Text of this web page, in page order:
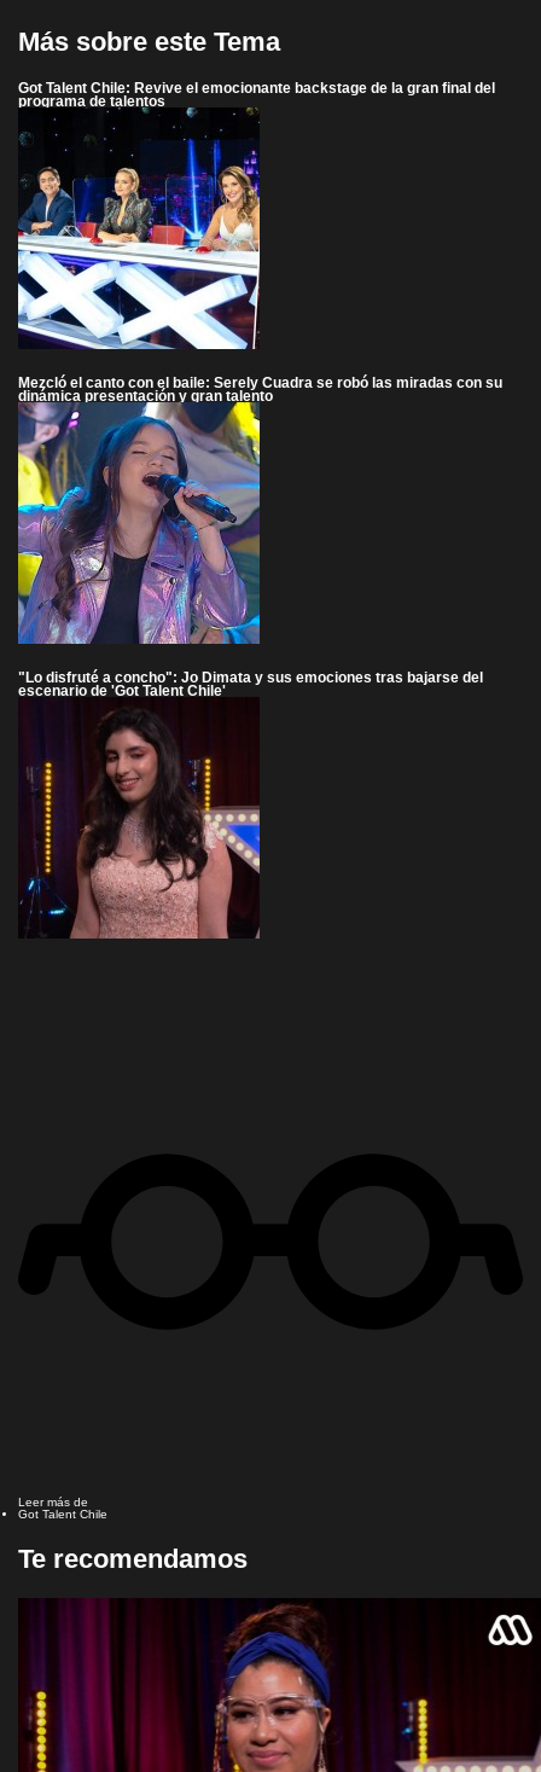
Más sobre este Tema
Got Talent Chile: Revive el emocionante backstage de la gran final del
programa de talentos
Mezcló el canto con el baile: Serely Cuadra se robó las miradas con su
dinámica presentación y gran talento
"Lo disfruté a concho": Jo Dimata y sus emociones tras bajarse del
escenario de 'Got Talent Chile'
Leer más de
Got Talent Chile
Te recomendamos